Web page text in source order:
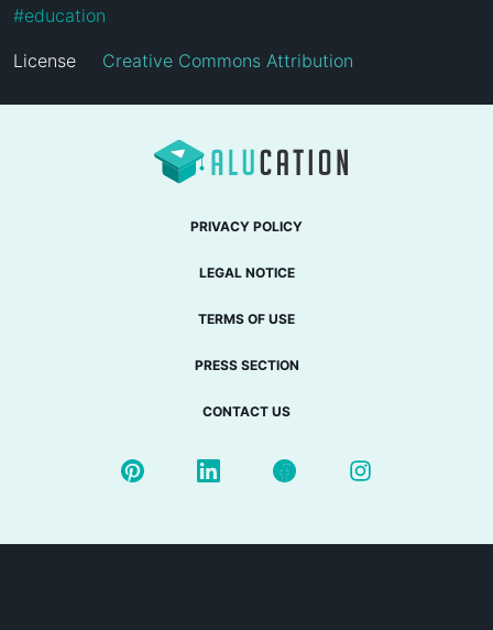
#education
License Creative Commons Attribution
PRIVACY POLICY
LEGAL NOTICE
TERMS OF USE
PRESS SECTION
CONTACT US